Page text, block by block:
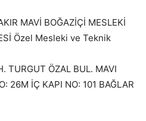
MAVİ BOĞAZİÇİ MESLEKİ
Özel Mesleki ve Teknik
TURGUT ÖZAL BUL. MAVI
26M İÇ KAPI NO: 101 BAĞLAR